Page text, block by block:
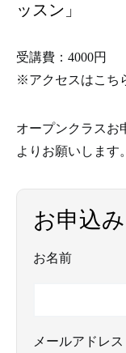
ッスン」
受講費：4000円
※アクセスはこ
オープンクラスお
よりお願いします。
お申込み
お名前
メールアドレス